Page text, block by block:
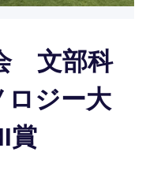
文部科
ロジー大
賞